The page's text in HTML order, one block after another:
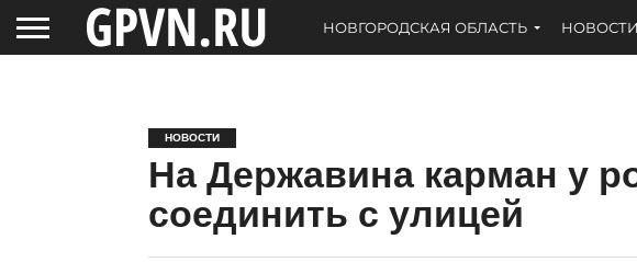
НОВГОРОДСКАЯ ОБЛАСТЬ
НОВОСТИ
На Державина карман у
соединить с улицей